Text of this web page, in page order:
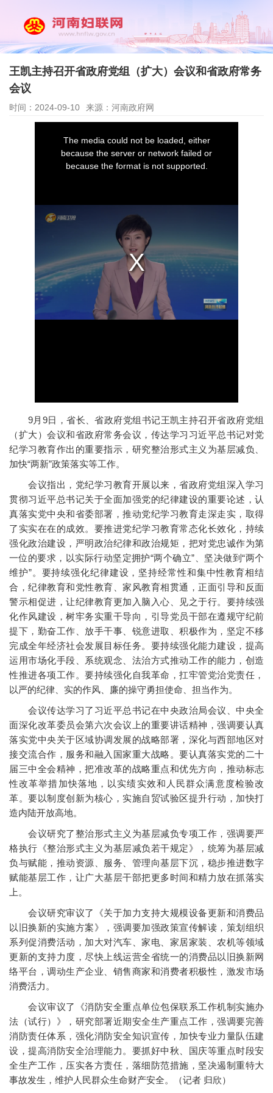
王凯主持召开省政府党组（扩大）会议和省政府常务
会议
时间：2024-09-10 来源：河南政府网
9月9日，省长、省政府党组书记王凯主持召开省政府党组
（扩大）会议和省政府常务会议，传达学习习近平总书记对党
纪学习教育作出的重要指示，研究整治形式主义为基层减负、
加快“两新”政策落实等工作。
会议指出，党纪学习教育开展以来，省政府党组深入学习
贯彻习近平总书记关于全面加强党的纪律建设的重要论述，认
真落实党中央和省委部署，推动党纪学习教育走深走实，取得
了实实在在的成效。要推进党纪学习教育常态化长效化，持续
强化政治建设，严明政治纪律和政治规矩，把对党忠诚作为第
一位的要求，以实际行动坚定拥护“两个确立”、坚决做到“两个
维护”。要持续强化纪律建设，坚持经常性和集中性教育相结
合，纪律教育和党性教育、家风教育相贯通，正面引导和反面
警示相促进，让纪律教育更加入脑入心、见之于行。要持续强
化作风建设，树牢务实重干导向，引导党员干部在遵规守纪前
提下，勤奋工作、放手干事、锐意进取、积极作为，坚定不移
完成全年经济社会发展目标任务。要持续强化能力建设，提高
运用市场化手段、系统观念、法治方式推动工作的能力，创造
性推进各项工作。要持续强化自我革命，扛牢管党治党责任，
以严的纪律、实的作风、廉的操守勇担使命、担当作为。
会议传达学习了习近平总书记在中央政治局会议、中央全
面深化改革委员会第六次会议上的重要讲话精神，强调要认真
落实党中央关于区域协调发展的战略部署，深化与西部地区对
接交流合作，服务和融入国家重大战略。要认真落实党的二十
届三中全会精神，把准改革的战略重点和优先方向，推动标志
性改革举措加快落地，以实绩实效和人民群众满意度检验改
革。要以制度创新为核心，实施自贸试验区提升行动，加快打
造内陆开放高地。
会议研究了整治形式主义为基层减负专项工作，强调要严
格执行《整治形式主义为基层减负若干规定》，统筹为基层减
负与赋能，推动资源、服务、管理向基层下沉，稳步推进数字
赋能基层工作，让广大基层干部把更多时间和精力放在抓落实
上。
会议研究审议了《关于加力支持大规模设备更新和消费品
以旧换新的实施方案》，强调要加强政策宣传解读，策划组织
系列促消费活动，加大对汽车、家电、家居家装、农机等领域
更新的支持力度，尽快上线运营全省统一的消费品以旧换新网
络平台，调动生产企业、销售商家和消费者积极性，激发市场
消费活力。
会议审议了《消防安全重点单位包保联系工作机制实施办
法（试行）》，研究部署近期安全生产重点工作，强调要完善
消防责任体系，强化消防安全知识宣传，加快专业力量队伍建
设，提高消防安全治理能力。要抓好中秋、国庆等重点时段安
全生产工作，压实各方责任，落细防范措施，坚决遏制重特大
事故发生，维护人民群众生命财产安全。（记者 归欣）